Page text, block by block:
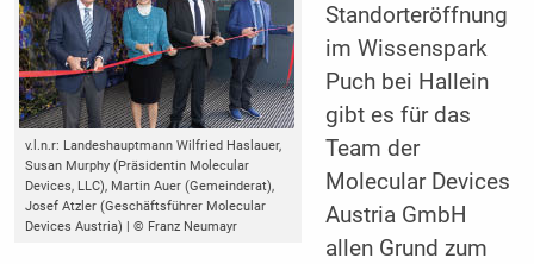
v.l.n.r: Landeshauptmann Wilfried Haslauer,
Susan Murphy (Präsidentin Molecular
Devices, LLC), Martin Auer (Gemeinderat),
Josef Atzler (Geschäftsführer Molecular
Devices Austria) | © Franz Neumayr
Standorteröffnung
im Wissenspark
Puch bei Hallein
gibt es für das
Team der
Molecular Devices
Austria GmbH
allen Grund zum